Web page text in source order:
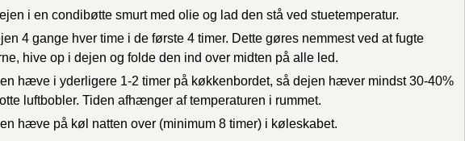
i en condibøtte smurt med olie og lad den stå ved stuetemperatur.
4 gange hver time i de første 4 timer. Dette gøres nemmest ved at fugte
hive op i dejen og folde den ind over midten på alle led.
hæve i yderligere 1-2 timer på køkkenbordet, så dejen hæver mindst 30-40%
luftbobler. Tiden afhænger af temperaturen i rummet.
hæve på køl natten over (minimum 8 timer) i køleskabet.